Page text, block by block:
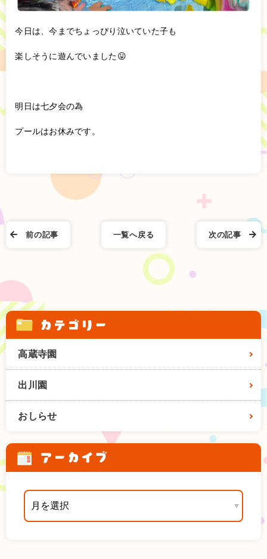
今日は、今までちょっぴり泣いていた子も
楽しそうに遊んでいました😛
明日は七夕会の為
プールはお休みです。
次の記事
一覧へ戻る
前の記事
カテゴリー
高蔵寺園
出川園
おしらせ
アーカイブ